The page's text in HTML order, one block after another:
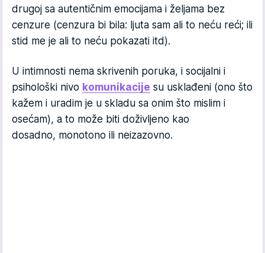
drugoj sa autentičnim emocijama i željama bez
cenzure (cenzura bi bila: ljuta sam ali to neću reći; ili
stid me je ali to neću pokazati itd).
U intimnosti nema skrivenih poruka, i socijalni i
psihološki nivo komunikacije su usklađeni (ono što
kažem i uradim je u skladu sa onim što mislim i
osećam), a to može biti doživljeno kao
dosadno, monotono ili neizazovno.